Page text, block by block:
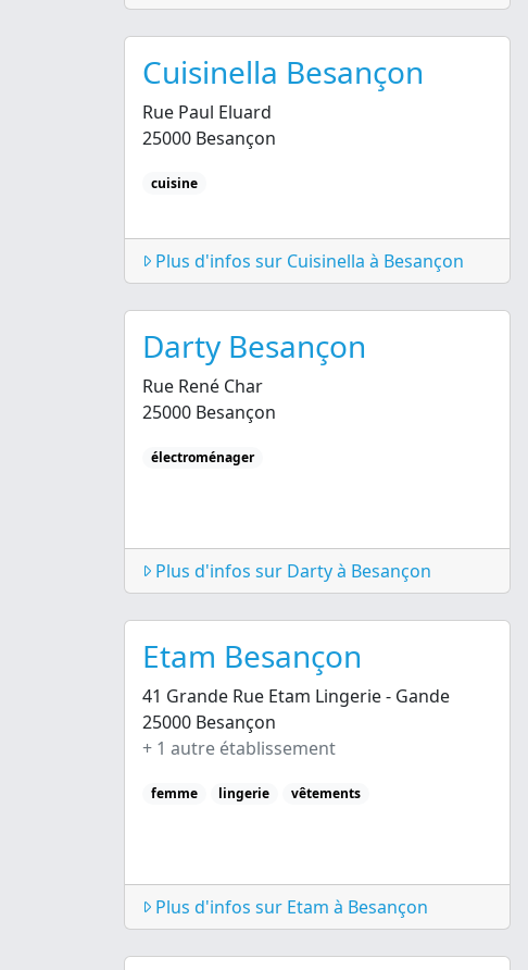
Cuisinella Besançon
Rue Paul Eluard
25000 Besançon
cuisine
Plus d'infos sur Cuisinella à Besançon
Darty Besançon
Rue René Char
25000 Besançon
électroménager
Plus d'infos sur Darty à Besançon
Etam Besançon
41 Grande Rue Etam Lingerie - Gande
25000 Besançon
+ 1 autre établissement
femme lingerie vêtements
Plus d'infos sur Etam à Besançon